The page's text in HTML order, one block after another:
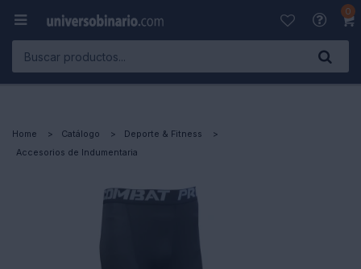
0

Home Catálogo
Deporte & Fitness
Accesorios de Indumentaria